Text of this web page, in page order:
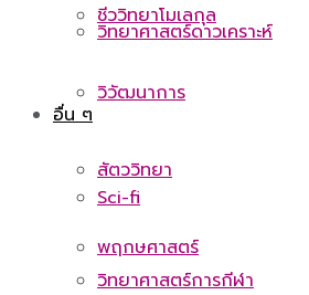
วิทยาศาสตร์ดาวเคราะห์
อื่น ๆ
Sci-fi
วิทยาศาสตร์การกีฬา
ชีววิทยาโมเลกุล
วิวัฒนาการ
สัตววิทยา
พฤกษศาสตร์